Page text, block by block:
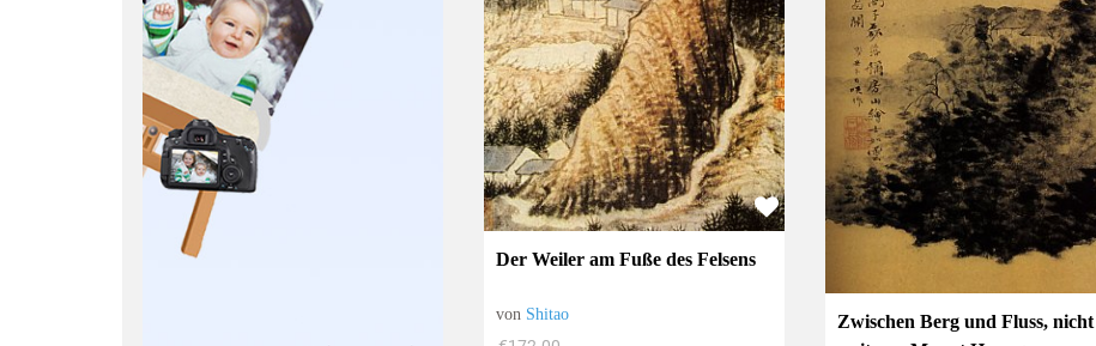
Der Weiler am Fuße des Felsens
von Shitao
Zwischen Berg und Fluss, nicht